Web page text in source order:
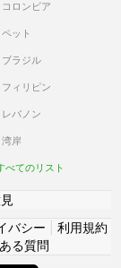
コロンビア
ペット
ブラジル
フィリピン
レバノン
湾岸
べてのリスト
バシー
利用規約
る質問